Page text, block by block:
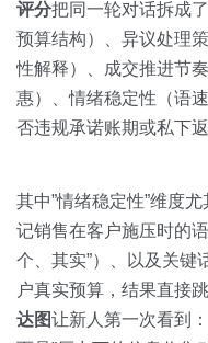
评分把同一轮对话拆成
预算结构）、异议处理
性解释）、成交推进节
惠）、情绪稳定性（语
否违规承诺账期或私下返
其中”情绪稳定性”维度
记销售在客户施压时的
个、其实”）、以及关
户真实预算，结果直接
达图让新人第一次看到